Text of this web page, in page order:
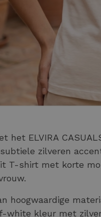
het ELVIRA
zilveren
T-shirt met korte
hoogwaardige
white kleur met